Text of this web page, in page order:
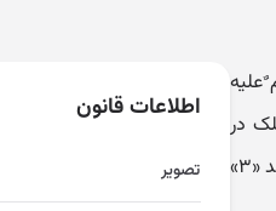
ٌعلیه
در
تصرف محکوم ٌعلیه باشد، توقیف آن بلااشکال است و فروش این گونه املاک نیز با توجه به بند «۳»
اطلاعات قانون
تصویر